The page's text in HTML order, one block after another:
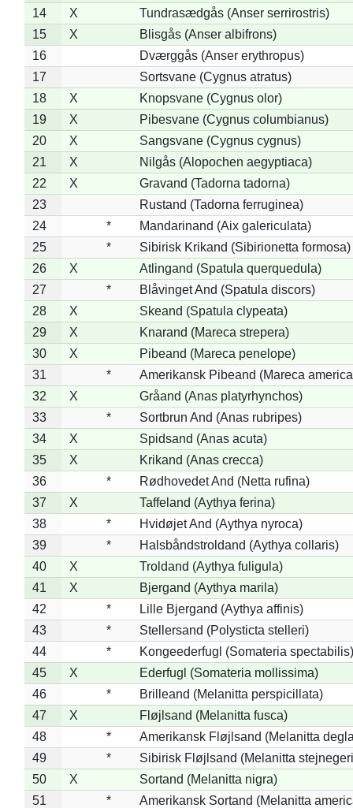
14
X
Tundrasædgås (Anser serrirostris)
15
X
Blisgås (Anser albifrons)
16
Dværggås (Anser erythropus)
17
Sortsvane (Cygnus atratus)
18
X
Knopsvane (Cygnus olor)
19
X
Pibesvane (Cygnus columbianus)
20
X
Sangsvane (Cygnus cygnus)
21
X
Nilgås (Alopochen aegyptiaca)
22
X
Gravand (Tadorna tadorna)
23
Rustand (Tadorna ferruginea)
24
*
Mandarinand (Aix galericulata)
25
*
Sibirisk Krikand (Sibirionetta formosa)
26
X
Atlingand (Spatula querquedula)
27
*
Blåvinget And (Spatula discors)
28
X
Skeand (Spatula clypeata)
29
X
Knarand (Mareca strepera)
30
X
Pibeand (Mareca penelope)
31
*
Amerikansk Pibeand (Mareca
32
X
Gråand (Anas platyrhynchos)
33
*
Sortbrun And (Anas rubripes)
34
X
Spidsand (Anas acuta)
35
X
Krikand (Anas crecca)
36
*
Rødhovedet And (Netta rufina)
37
X
Taffeland (Aythya ferina)
38
*
Hvidøjet And (Aythya nyroca)
39
*
Halsbåndstroldand (Aythya collaris)
40
X
Troldand (Aythya fuligula)
41
X
Bjergand (Aythya marila)
42
*
Lille Bjergand (Aythya affinis)
43
*
Stellersand (Polysticta stelleri)
44
*
Kongeederfugl (Somateria spectabilis)
45
X
Ederfugl (Somateria mollissima)
46
*
Brilleand (Melanitta perspicillata)
47
X
Fløjlsand (Melanitta fusca)
48
*
Amerikansk Fløjlsand (Melanitta
49
*
Sibirisk Fløjlsand (Melanitta
50
X
Sortand (Melanitta nigra)
51
*
Amerikansk Sortand (Melanitta